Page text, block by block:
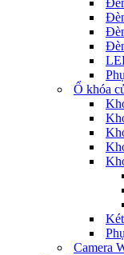
Ổ khóa
Camera